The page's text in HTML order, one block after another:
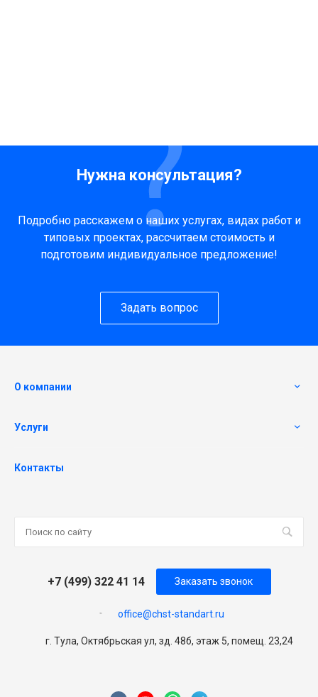
Нужна консультация?
Подробно расскажем о наших услугах, видах работ и
типовых проектах, рассчитаем стоимость и
подготовим индивидуальное предложение!
Задать вопрос
О компании
Услуги
Контакты
+7 (499) 322 41 14
office@chst-standart.ru
Заказать звонок
г. Тула, Октябрьская ул, зд. 48б, этаж 5, помещ. 23,24